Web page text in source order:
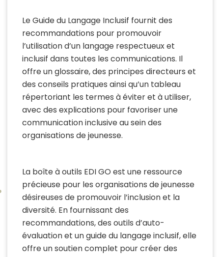
Le Guide du Langage Inclusif fournit des
recommandations pour promouvoir
l’utilisation d’un langage respectueux et
inclusif dans toutes les communications. Il
offre un glossaire, des principes directeurs et
des conseils pratiques ainsi qu’un tableau
répertoriant les termes à éviter et à utiliser,
avec des explications pour favoriser une
communication inclusive au sein des
organisations de jeunesse.
La boîte à outils EDI GO est une ressource
précieuse pour les organisations de jeunesse
désireuses de promouvoir l’inclusion et la
diversité. En fournissant des
recommandations, des outils d’auto-
évaluation et un guide du langage inclusif, elle
offre un soutien complet pour créer des